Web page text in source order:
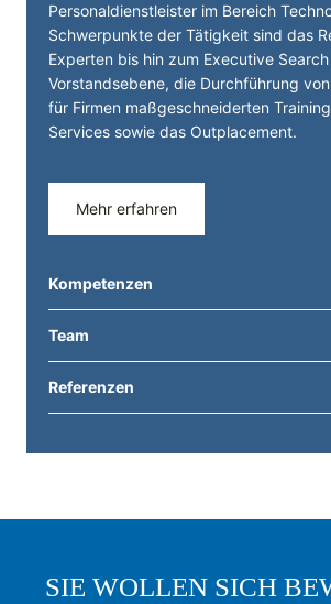
Personal­dienst­leister im Bereich
Schwerpunkte der Tätigkeit sind das
Experten bis hin zum Executive
Vorstandsebene, die Durchführung
für Firmen maßgeschneiderten
Services sowie das Outplacement.
Mehr erfahren
Kompetenzen
Team
Referenzen
SIE WOLLEN SICH